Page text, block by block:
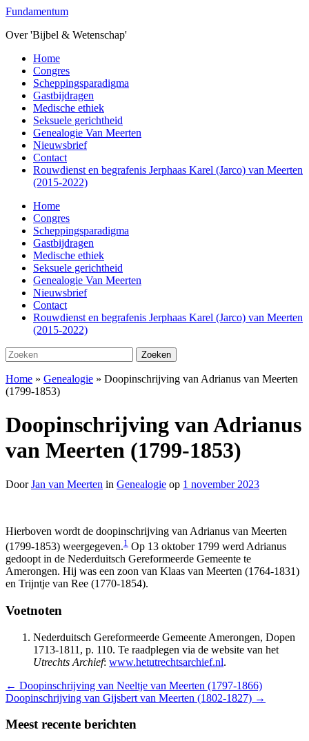
Overslaan
de
inhoud
Fundamentum
Over 'Bijbel & Wetenschap'
Toggle
mobiel
menu
Home
Congres
Scheppingsparadigma
Gastbijdragen
Medische ethiek
Seksuele gerichtheid
Genealogie Van Meerten
Nieuwsbrief
Contact
Rouwdienst en begrafenis Jerphaas Karel (Jarco) van Meerten
(2015-2022)
Home
Congres
Scheppingsparadigma
Gastbijdragen
Medische ethiek
Seksuele gerichtheid
Genealogie Van Meerten
Nieuwsbrief
Contact
Rouwdienst en begrafenis Jerphaas Karel (Jarco) van Meerten
(2015-2022)
Zoeken
naar:
Zoeken
Home » Genealogie » Doopinschrijving van Adrianus van Meerten
(1799-1853)
Doopinschrijving van Adrianus
van Meerten (1799-1853)
DoorJan van Meerten in Genealogie op 1 november 2023
Hierboven wordt de doopinschrijving van Adrianus van Meerten
(1799-1853) weergegeven.1 Op 13 oktober 1799 werd Adrianus
gedoopt in de Nederduitsch Gereformeerde Gemeente te
Amerongen. Hij was een zoon van Klaas van Meerten (1764-1831)
en Trijntje van Ree (1770-1854).
Voetnoten
Nederduitsch Gereformeerde Gemeente Amerongen, Dopen
1713-1811, p. 110. Te raadplegen via de website van het
Utrechts Archief: www.hetutrechtsarchief.nl.
← Doopinschrijving van Neeltje van Meerten (1797-1866)
Doopinschrijving van Gijsbert van Meerten (1802-1827) →
Meest recente berichten